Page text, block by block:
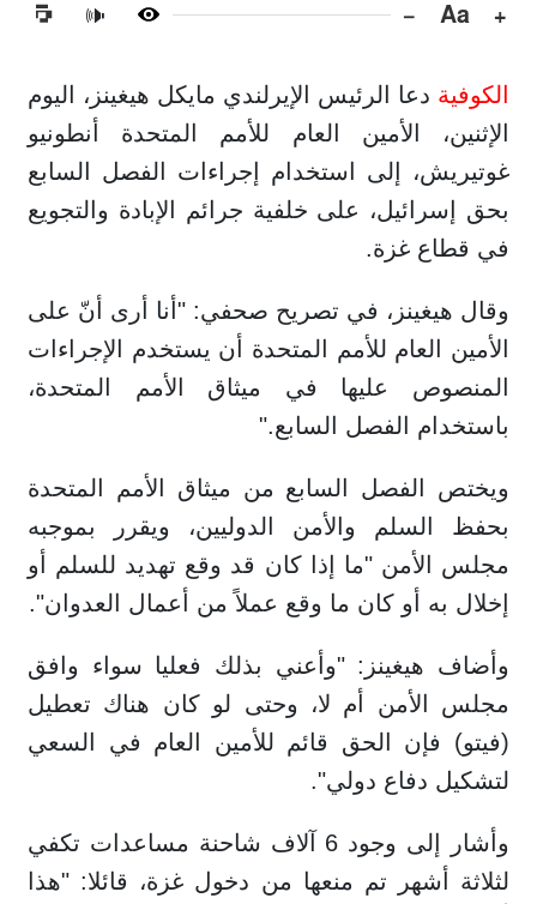
+
Aa
−
🔊
الكوفية دعا الرئيس الإيرلندي مايكل هيغينز، اليوم
الإثنين، الأمين العام للأمم المتحدة أنطونيو
غوتيريش، إلى استخدام إجراءات الفصل السابع
بحق إسرائيل، على خلفية جرائم الإبادة والتجويع
في قطاع غزة.
وقال هيغينز، في تصريح صحفي: "أنا أرى أنّ على
الأمين العام للأمم المتحدة أن يستخدم الإجراءات
المنصوص عليها في ميثاق الأمم المتحدة،
باستخدام الفصل السابع."
ويختص الفصل السابع من ميثاق الأمم المتحدة
بحفظ السلم والأمن الدوليين، ويقرر بموجبه
مجلس الأمن "ما إذا كان قد وقع تهديد للسلم أو
إخلال به أو كان ما وقع عملاً من أعمال العدوان".
وأضاف هيغينز: "وأعني بذلك فعليا سواء وافق
مجلس الأمن أم لا، وحتى لو كان هناك تعطيل
(فيتو) فإن الحق قائم للأمين العام في السعي
لتشكيل دفاع دولي".
وأشار إلى وجود 6 آلاف شاحنة مساعدات تكفي
لثلاثة أشهر تم منعها من دخول غزة، قائلا: "هذا